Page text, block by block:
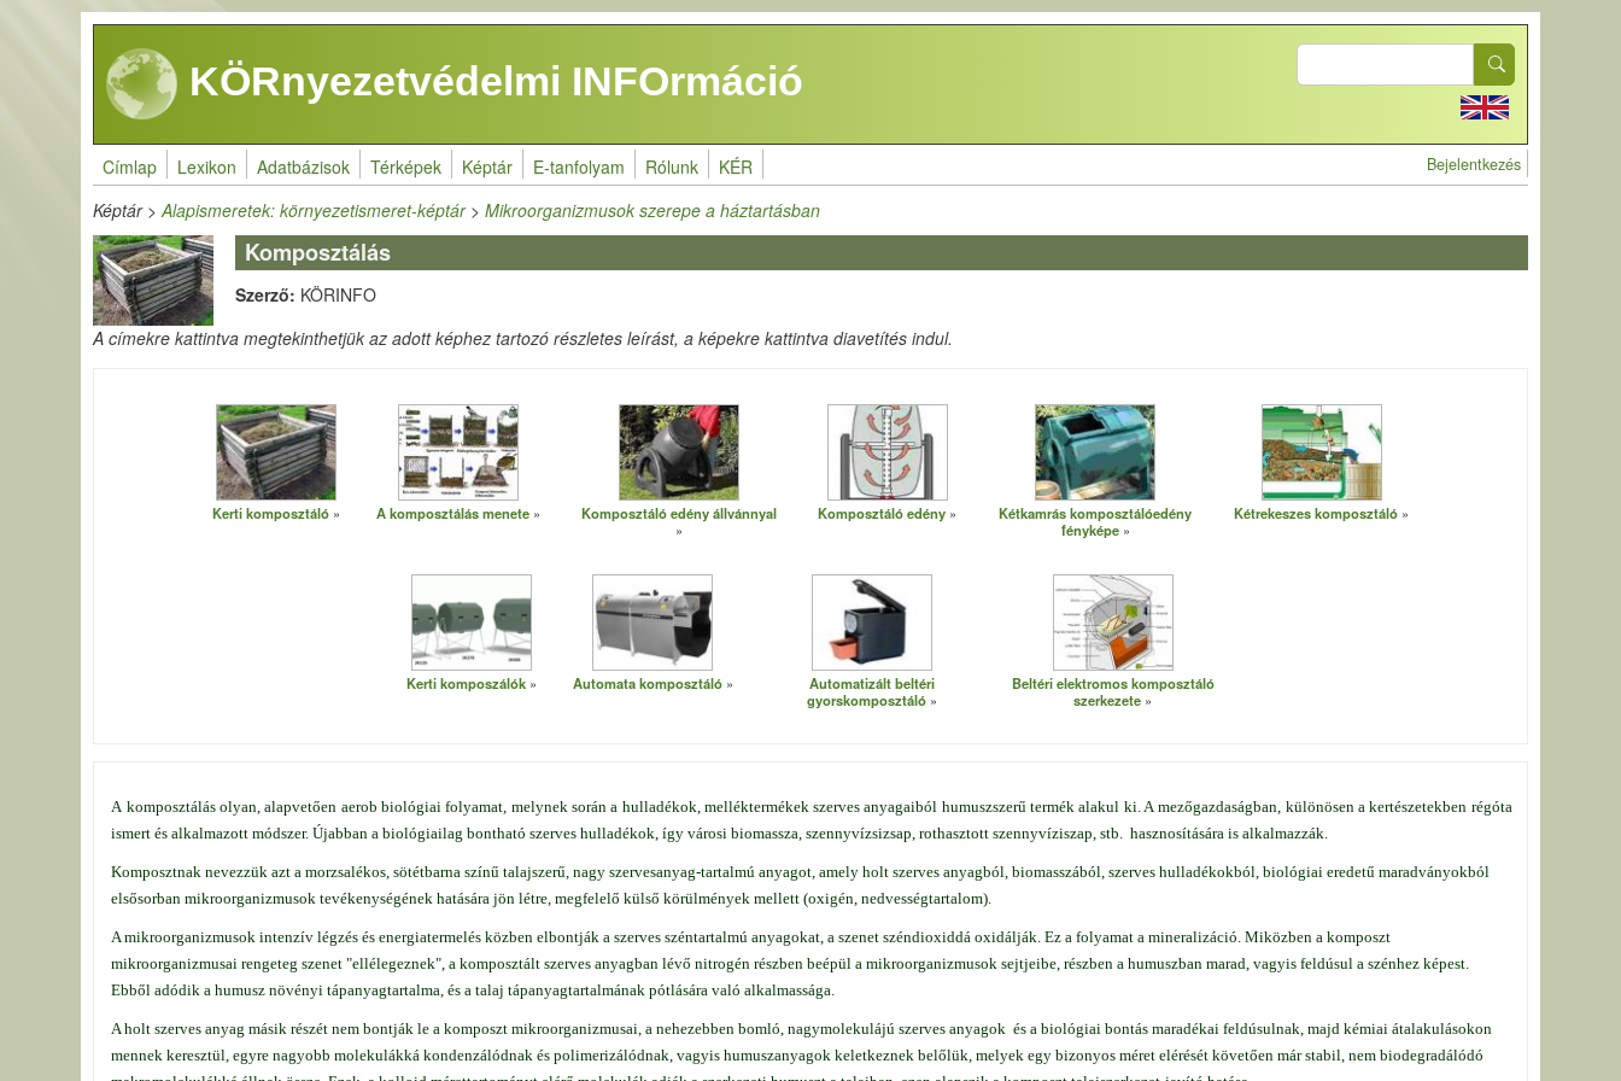
Ugrás a tartalomra
KÖRnyezetvédelmi INFOrmáció
Search
Címlap Lexikon Adatbázisok Térképek Képtár E-tanfolyam Rólunk KÉR User account
Bejelentkezés
Képtár>Alapismeretek: környezetismeret-képtár>Mikroorganizmusok szerepe a háztartásban
Komposztálás
Szerző: KÖRINFO
A címekre kattintva megtekinthetjük az adott képhez tartozó részletes leírást, a képekre kattintva diavetítés indul.
Kerti komposztáló A komposztálás menete Komposztáló edény állvánnyal Komposztáló edény
Kétkamrás komposztálóedény
fényképe
Kétrekeszes komposztáló
Kerti komposzálók Automata komposztáló
Automatizált beltéri
gyorskomposztáló
Beltéri elektromos komposztáló
szerkezete
A komposztálás olyan, alapvetően aerob biológiai folyamat, melynek során a hulladékok, melléktermékek szerves anyagaiból humuszszerű termék alakul ki. A mezőgazdaságban, különösen a kertészetekben régóta
ismert és alkalmazott módszer. Újabban a biológiailag bontható szerves hulladékok, így városi biomassza, szennyvízsizsap, rothasztott szennyvíziszap, stb. hasznosítására is alkalmazzák.
Komposztnak nevezzük azt a morzsalékos, sötétbarna színű talajszerű, nagy szervesanyag-tartalmú anyagot, amely holt szerves anyagból, biomasszából, szerves hulladékokból, biológiai eredetű maradványokból
elsősorban mikroorganizmusok tevékenységének hatására jön létre, megfelelő külső körülmények mellett (oxigén, nedvességtartalom).
A mikroorganizmusok intenzív légzés és energiatermelés közben elbontják a szerves széntartalmú anyagokat, a szenet széndioxiddá oxidálják. Ez a folyamat a mineralizáció. Miközben a komposzt
mikroorganizmusai rengeteg szenet "ellélegeznek", a komposztált szerves anyagban lévő nitrogén részben beépül a mikroorganizmusok sejtjeibe, részben a humuszban marad, vagyis feldúsul a szénhez képest.
Ebből adódik a humusz növényi tápanyagtartalma, és a talaj tápanyagtartalmának pótlására való alkalmassága.
A holt szerves anyag másik részét nem bontják le a komposzt mikroorganizmusai, a nehezebben bomló, nagymolekulájú szerves anyagok és a biológiai bontás maradékai feldúsulnak, majd kémiai átalakulásokon
mennek keresztül, egyre nagyobb molekulákká kondenzálódnak és polimerizálódnak, vagyis humuszanyagok keletkeznek belőlük, melyek egy bizonyos méret elérését követően már stabil, nem biodegradálódó